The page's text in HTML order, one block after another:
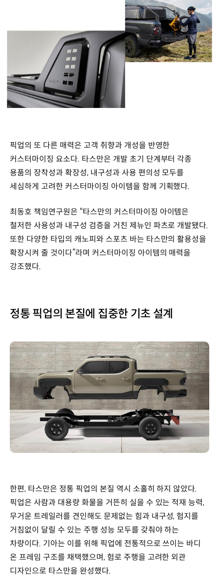
픽업의 또 다른 매력은 고객 취향과 개성을 반영한
커스터마이징 요소다. 타스만은 개발 초기 단계부터 각종
용품의 장착성과 확장성, 내구성과 사용 편의성 모두를
세심하게 고려한 커스터마이징 아이템을 함께 기획했다.
최동호 책임연구원은 “타스만의 커스터마이징 아이템은
철저한 사용성과 내구성 검증을 거친 제뉴인 파츠로 개발됐다.
또한 다양한 타입의 캐노피와 스포츠 바는 타스만의 활용성을
확장시켜 줄 것이다”라며 커스터마이징 아이템의 매력을
강조했다.
정통 픽업의 본질에 집중한 기초 설계
한편, 타스만은 정통 픽업의 본질 역시 소홀히 하지 않았다.
픽업은 사람과 대용량 화물을 거뜬히 실을 수 있는 적재 능력,
무거운 트레일러를 견인해도 문제없는 힘과 내구성, 험지를
거침없이 달릴 수 있는 주행 성능 모두를 갖춰야 하는
차량이다. 기아는 이를 위해 픽업에 전통적으로 쓰이는 바디
온 프레임 구조를 채택했으며, 험로 주행을 고려한 외관
디자인으로 타스만을 완성했다.